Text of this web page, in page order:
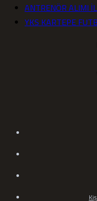
ANTRENÖR ALIMI
YKS KARTEPE